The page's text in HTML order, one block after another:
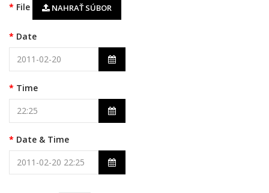
File NAHRAŤ SÚBOR
Date
Time
Date & Time